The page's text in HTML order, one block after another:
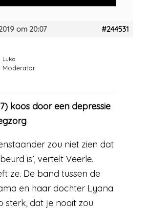
om 20:07 #244531
Luka
Moderator
koos door een depressie
zou niet zien dat
is’, vertelt Veerle.
ze. De band tussen de
en haar dochter Lyana
sterk, dat je nooit zou